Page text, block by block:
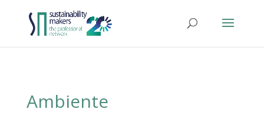
Ambiente